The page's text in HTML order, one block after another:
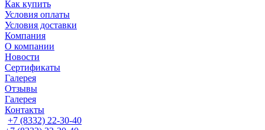
Как купить
Условия оплаты
Условия доставки
Компания
О компании
Новости
Сертификаты
Галерея
Отзывы
Галерея
Контакты
+7 (8332) 22-30-40